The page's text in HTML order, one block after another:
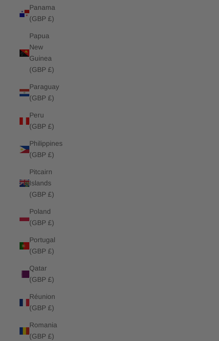
Panama
(GBP £)
Papua
New
Guinea
(GBP £)
Paraguay
(GBP £)
Peru
(GBP £)
Philippines
(GBP £)
Pitcairn
Islands
(GBP £)
Poland
(GBP £)
Portugal
(GBP £)
Qatar
(GBP £)
Réunion
(GBP £)
Romania
(GBP £)